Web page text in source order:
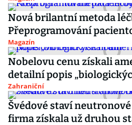
Nová brilantní metoda
Přeprogramování
Magazín
Nobelovu cenu získali
detailní popis
Zahraniční
Švédové staví
firma získala už druhou